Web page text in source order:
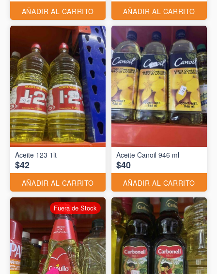
AÑADIR AL CARRITO AÑADIR AL CARRITO
Aceite 123 1lt
$42
AÑADIR AL CARRITO
Aceite Canoil 946 ml
$40
AÑADIR AL CARRITO
Fuera de Stock